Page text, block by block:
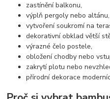
zastínění balkonu,
výplň pergoly nebo altánu,
vytvoření soukromí na
dekorativní obklad větší
výrazné čelo postele,
obložení chodby nebo
zakrytí plotu nebo
přírodní dekorace